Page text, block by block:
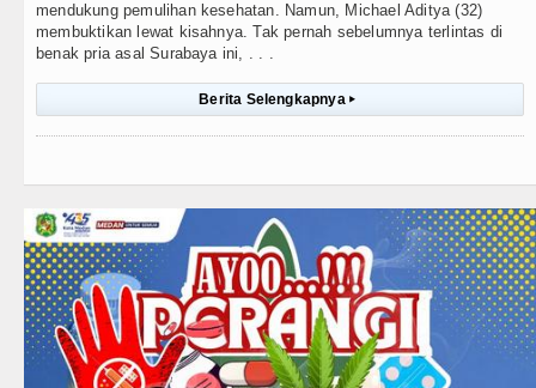
mendukung pemulihan kesehatan. Namun, Michael Aditya (32)
membuktikan lewat kisahnya. Tak pernah sebelumnya terlintas di
benak pria asal Surabaya ini, . . .
Berita Selengkapnya ▸